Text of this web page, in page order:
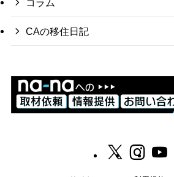
コラム
CAの移住日記